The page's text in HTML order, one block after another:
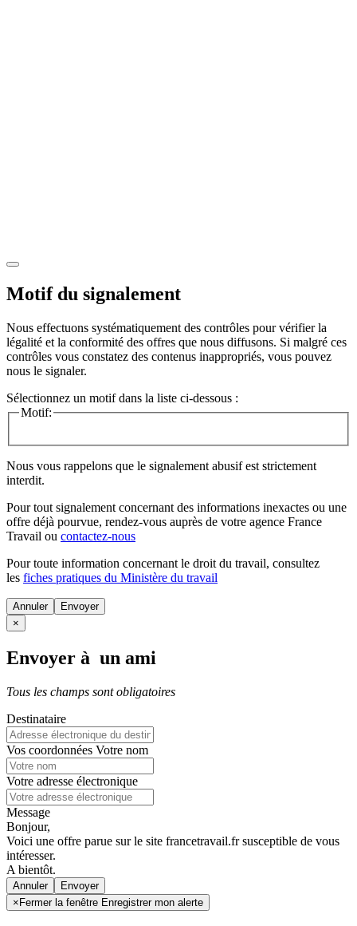
Motif du signalement
Nous effectuons systématiquement des contrôles pour vérifier la
légalité et la conformité des offres que nous diffusons. Si malgré ces
contrôles vous constatez des contenus inappropriés, vous pouvez
nous le signaler.
Sélectionnez un motif dans la liste ci-dessous :
Motif:
Nous vous rappelons que le signalement abusif est strictement
interdit.
Pour tout signalement concernant des informations inexactes ou une
offre déjà pourvue, rendez-vous auprès de votre agence France
Travail ou contactez-nous
Pour toute information concernant le droit du travail, consultez
les fiches pratiques du Ministère du travail
Annuler
×
Envoyer à un ami
Tous les champs sont obligatoires
Destinataire
Vos coordonnées Votre nom
Votre adresse électronique
Message
Bonjour,
Voici une offre parue sur le site francetravail.fr susceptible de vous
intéresser.
A bientôt.
Annuler
× Fermer la fenêtre Enregistrer mon alerte